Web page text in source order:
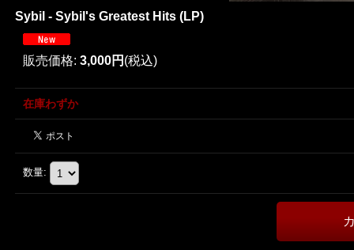
Sybil - Sybil's Greatest Hits (LP)
販売価格: 3,000円 (税込)
在庫わずか
数量: